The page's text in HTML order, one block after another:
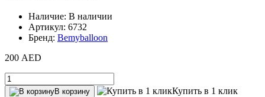
Наличие: В наличии
Артикул: 6732
Бренд: Bemyballoon
200 AED
В корзину
Купить в 1 клик